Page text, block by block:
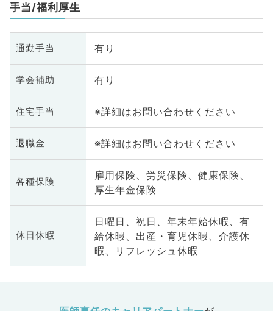
手当/福利厚生
通勤手当 有り
学会補助 有り
住宅手当 ※詳細はお問い合わせください
退職金 ※詳細はお問い合わせください
各種保険
雇用保険、労災保険、健康保険、
厚生年金保険
休日休暇
日曜日、祝日、年末年始休暇、有
給休暇、出産・育児休暇、介護休
暇、リフレッシュ休暇